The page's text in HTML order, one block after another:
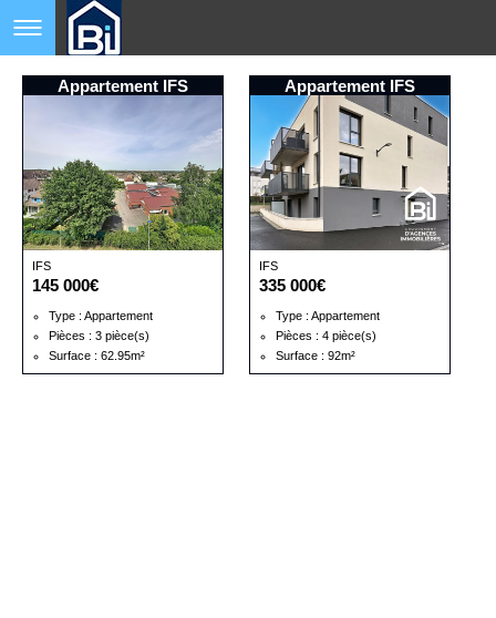
Appartement IFS
IFS
145 000€
Type : Appartement
Pièces : 3 pièce(s)
Surface : 62.95m²
Appartement IFS
IFS
335 000€
Type : Appartement
Pièces : 4 pièce(s)
Surface : 92m²